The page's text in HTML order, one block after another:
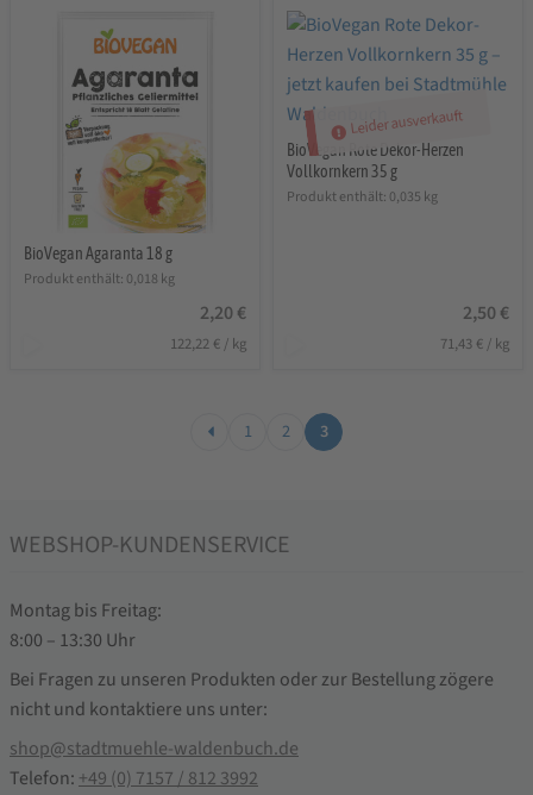
BioVegan Agaranta 18 g
Produkt enthält: 0,018 kg
2,20€
122,22 € / kg
Leider ausverkauft
BioVegan Rote Dekor-Herzen
Vollkornkern 35 g
Produkt enthält: 0,035 kg
2,50€
71,43 €/ kg
1 2 3
WEBSHOP-KUNDENSERVICE
Montag bis Freitag:
8:00 – 13:30 Uhr
Bei Fragen zu unseren Produkten oder zur Bestellung zögere
nicht und kontaktiere uns unter:
shop@stadtmuehle-waldenbuch.de
Telefon: +49 (0) 7157 / 812 3992